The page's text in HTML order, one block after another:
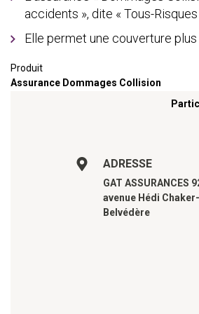
accidents », dite « Tous-Risques
Elle permet une couverture
Produit
Assurance Dommages Collision
ADRESSE
GAT ASSURANCES
avenue Hédi
Belvédère